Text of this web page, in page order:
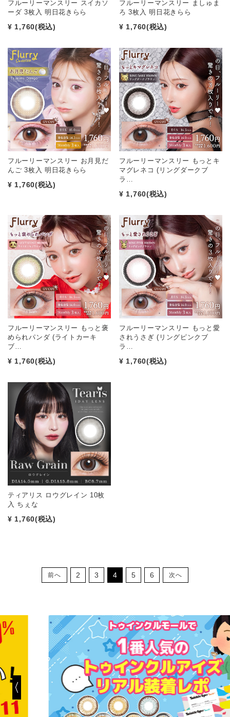
フルーリーマンスリー スイカソ
ーダ 3枚入 明日花きらら
¥ 1,760(税込)
フルーリーマンスリー ましゅま
ろ 3枚入 明日花きらら
¥ 1,760(税込)
フルーリーマンスリー お月見だ
んご 3枚入 明日花きらら
¥ 1,760(税込)
フルーリーマンスリー もっとキ
マグレネコ (リングダークブ
ラ…
¥ 1,760(税込)
フルーリーマンスリー もっと褒
められパンダ (ライトカーキ
ブ…
¥ 1,760(税込)
フルーリーマンスリー もっと愛
されうさぎ (リングピンクブ
ラ…
¥ 1,760(税込)
ティアリス ロウグレイン 10枚
入 ちぇな
¥ 1,760(税込)
前へ 2 3 4 5 6 次へ